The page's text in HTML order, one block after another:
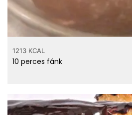
1213 KCAL
10 perces fánk